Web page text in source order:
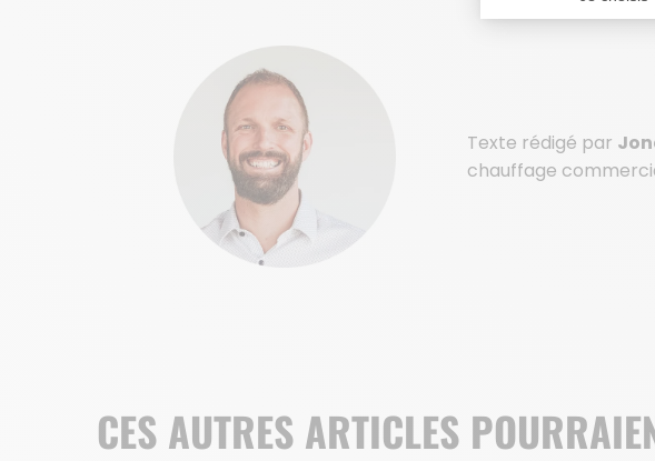
Texte rédigé par
chauffage
CES AUTRES ARTICLES